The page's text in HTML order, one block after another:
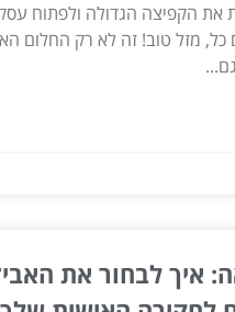
הקפיצה הגדולה ולפתוח
מזל טוב! זה לא רק החלום
איך לבחור את